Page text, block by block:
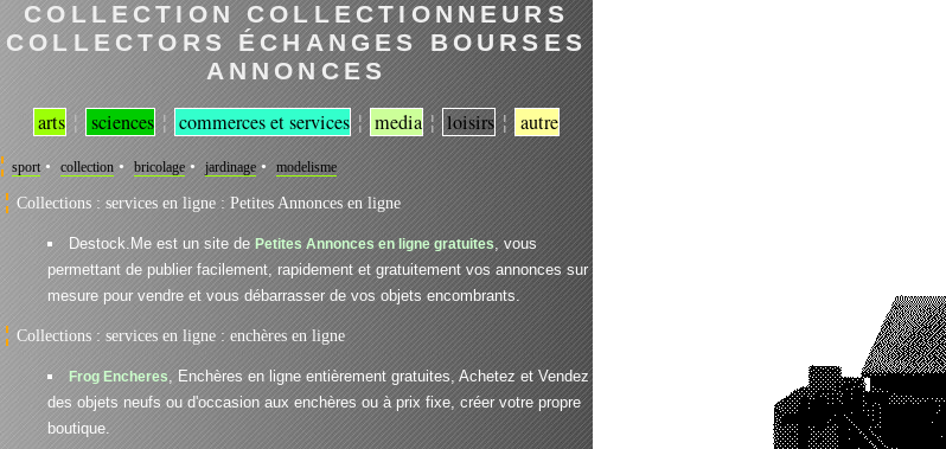
COLLECTION COLLECTIONNEURS
COLLECTORS ÉCHANGES BOURSES
ANNONCES
arts ¦ sciences ¦ commerces et services ¦ media ¦ loisirs ¦ autre
sport •collection •bricolage •jardinage•modelisme
Collections : services en ligne : Petites Annonces en ligne
Destock.Me est un site de Petites Annonces en ligne gratuites, vous
permettant de publier facilement, rapidement et gratuitement vos annonces sur
mesure pour vendre et vous débarrasser de vos objets encombrants.
Collections : services en ligne : enchères en ligne
Frog Encheres
, Enchères en ligne entièrement gratuites, Achetez et Vendez
des objets neufs ou d'occasion aux enchères ou à prix fixe, créer votre propre
boutique.